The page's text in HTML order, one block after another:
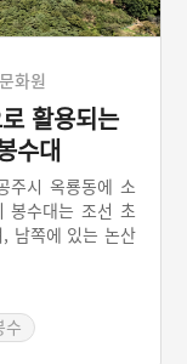
화원
활용되는
수대
주시 옥룡동에 소
봉수대는 조선 초
남쪽에 있는 논산
대이다. 현재 월
있는데, 이 봉수
화를 재현하기
수